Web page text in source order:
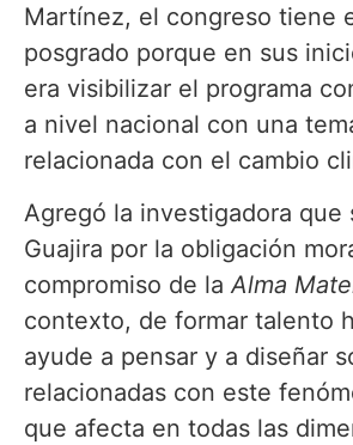
Martínez, el congreso tiene
posgrado porque en sus
era visibilizar el programa
a nivel nacional con una
relacionada con el cambio
Agregó la investigadora que
Guajira por la obligación
compromiso de laAlma
contexto, de formar talento
ayude a pensar y a diseñar
relacionadas con este
que afecta en todas las